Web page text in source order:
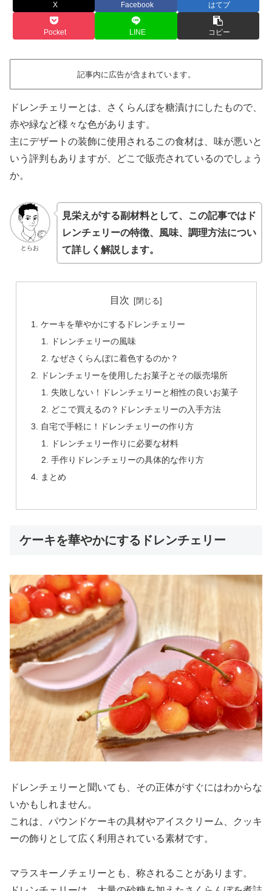
X Facebook はてブ
Pocket LINE コピー
記事内に広告が含まれています。
ドレンチェリーとは、さくらんぼを糖漬けにしたもので、
赤や緑など様々な色があります。
主にデザートの装飾に使用されるこの食材は、味が悪いと
いう評判もありますが、どこで販売されているのでしょう
か。
とらお
見栄えがする副材料として、この記事ではド
レンチェリーの特徴、風味、調理方法につい
て詳しく解説します。
目次
ケーキを華やかにするドレンチェリー
ドレンチェリーの風味
なぜさくらんぼに着色するのか？
ドレンチェリーを使用したお菓子とその販売場所
失敗しない！ドレンチェリーと相性の良いお菓子
どこで買えるの？ドレンチェリーの入手方法
自宅で手軽に！ドレンチェリーの作り方
ドレンチェリー作りに必要な材料
手作りドレンチェリーの具体的な作り方
まとめ
ケーキを華やかにするドレンチェリー
ドレンチェリーと聞いても、その正体がすぐにはわからな
いかもしれません。
これは、パウンドケーキの具材やアイスクリーム、クッキ
ーの飾りとして広く利用されている素材です。
マラスキーノチェリーとも、称されることがあります。